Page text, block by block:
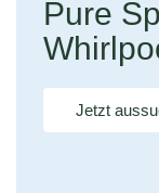
Pure
Jetzt